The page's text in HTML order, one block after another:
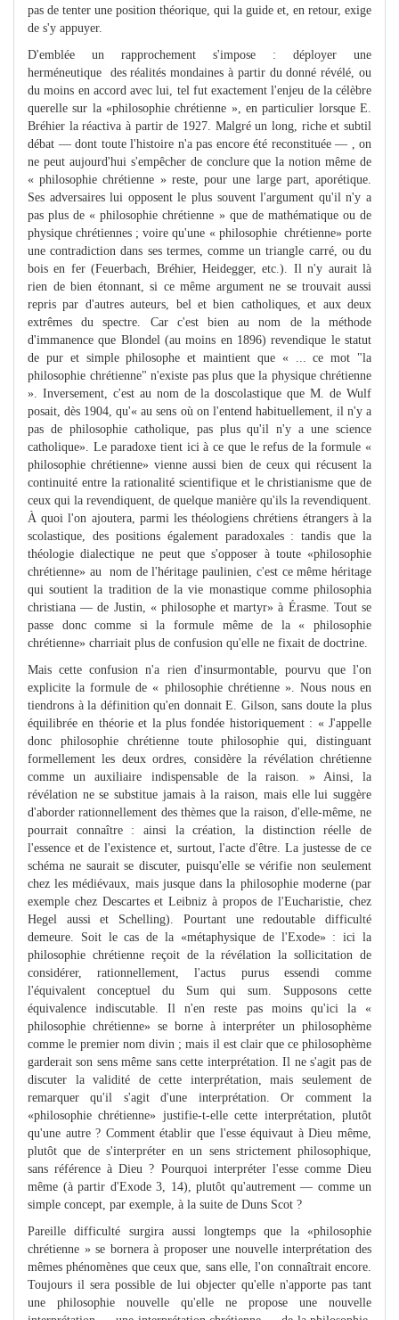
pas de tenter une position théorique, qui la guide et, en retour, exige
de s'y appuyer.
D'emblée un rapprochement s'impose : déployer une
herméneutique des réalités mondaines à partir du donné révélé, ou
du moins en accord avec lui, tel fut exactement l'enjeu de la célèbre
querelle sur la «philosophie chrétienne », en particulier lorsque E.
Bréhier la réactiva à partir de 1927. Malgré un long, riche et subtil
débat — dont toute l'histoire n'a pas encore été reconstituée — , on
ne peut aujourd'hui s'empêcher de conclure que la notion même de
« philosophie chrétienne » reste, pour une large part, aporétique.
Ses adversaires lui opposent le plus souvent l'argument qu'il n'y a
pas plus de « philosophie chrétienne » que de mathématique ou de
physique chrétiennes ; voire qu'une « philosophie chrétienne» porte
une contradiction dans ses termes, comme un triangle carré, ou du
bois en fer (Feuerbach, Bréhier, Heidegger, etc.). Il n'y aurait là
rien de bien étonnant, si ce même argument ne se trouvait aussi
repris par d'autres auteurs, bel et bien catholiques, et aux deux
extrêmes du spectre. Car c'est bien au nom de la méthode
d'immanence que Blondel (au moins en 1896) revendique le statut
de pur et simple philosophe et maintient que « ... ce mot "la
philosophie chrétienne" n'existe pas plus que la physique chrétienne
». Inversement, c'est au nom de la doscolastique que M. de Wulf
posait, dès 1904, qu'« au sens où on l'entend habituellement, il n'y a
pas de philosophie catholique, pas plus qu'il n'y a une science
catholique». Le paradoxe tient ici à ce que le refus de la formule «
philosophie chrétienne» vienne aussi bien de ceux qui récusent la
continuité entre la rationalité scientifique et le christianisme que de
ceux qui la revendiquent, de quelque manière qu'ils la revendiquent.
À quoi l'on ajoutera, parmi les théologiens chrétiens étrangers à la
scolastique, des positions également paradoxales : tandis que la
théologie dialectique ne peut que s'opposer à toute «philosophie
chrétienne» au nom de l'héritage paulinien, c'est ce même héritage
qui soutient la tradition de la vie monastique comme philosophia
christiana — de Justin, « philosophe et martyr» à Érasme. Tout se
passe donc comme si la formule même de la « philosophie
chrétienne» charriait plus de confusion qu'elle ne fixait de doctrine.
Mais cette confusion n'a rien d'insurmontable, pourvu que l'on
explicite la formule de « philosophie chrétienne ». Nous nous en
tiendrons à la définition qu'en donnait E. Gilson, sans doute la plus
équilibrée en théorie et la plus fondée historiquement : « J'appelle
donc philosophie chrétienne toute philosophie qui, distinguant
formellement les deux ordres, considère la révélation chrétienne
comme un auxiliaire indispensable de la raison. » Ainsi, la
révélation ne se substitue jamais à la raison, mais elle lui suggère
d'aborder rationnellement des thèmes que la raison, d'elle-même, ne
pourrait connaître : ainsi la création, la distinction réelle de
l'essence et de l'existence et, surtout, l'acte d'être. La justesse de ce
schéma ne saurait se discuter, puisqu'elle se vérifie non seulement
chez les médiévaux, mais jusque dans la philosophie moderne (par
exemple chez Descartes et Leibniz à propos de l'Eucharistie, chez
Hegel aussi et Schelling). Pourtant une redoutable difficulté
demeure. Soit le cas de la «métaphysique de l'Exode» : ici la
philosophie chrétienne reçoit de la révélation la sollicitation de
considérer, rationnellement, l'actus purus essendi comme
l'équivalent conceptuel du Sum qui sum. Supposons cette
équivalence indiscutable. Il n'en reste pas moins qu'ici la «
philosophie chrétienne» se borne à interpréter un philosophème
comme le premier nom divin ; mais il est clair que ce philosophème
garderait son sens même sans cette interprétation. Il ne s'agit pas de
discuter la validité de cette interprétation, mais seulement de
remarquer qu'il s'agit d'une interprétation. Or comment la
«philosophie chrétienne» justifie-t-elle cette interprétation, plutôt
qu'une autre ? Comment établir que l'esse équivaut à Dieu même,
plutôt que de s'interpréter en un sens strictement philosophique,
sans référence à Dieu ? Pourquoi interpréter l'esse comme Dieu
même (à partir d'Exode 3, 14), plutôt qu'autrement — comme un
simple concept, par exemple, à la suite de Duns Scot ?
Pareille difficulté surgira aussi longtemps que la «philosophie
chrétienne » se bornera à proposer une nouvelle interprétation des
mêmes phénomènes que ceux que, sans elle, l'on connaîtrait encore.
Toujours il sera possible de lui objecter qu'elle n'apporte pas tant
une philosophie nouvelle qu'elle ne propose une nouvelle